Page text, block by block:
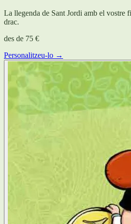
La llegenda de Sant Jordi amb el vostre
drac.
des de 75 €
Personalitzeu-lo →